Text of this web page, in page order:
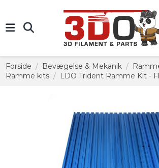
Forside Bevægelse & Mekanik
Ramme kits
LDO Trident Ramme Kit -